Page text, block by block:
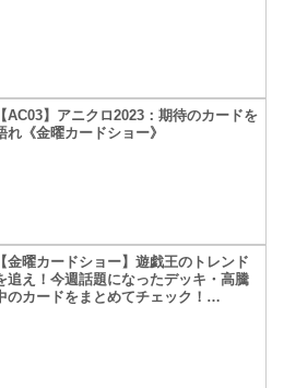
【AC03】アニクロ2023：期待のカードを
れ《金曜カードショー》
【金曜カードショー】遊戯王のトレンド
追え！今週話題になったデッキ・高騰
のカードをまとめてチェック！